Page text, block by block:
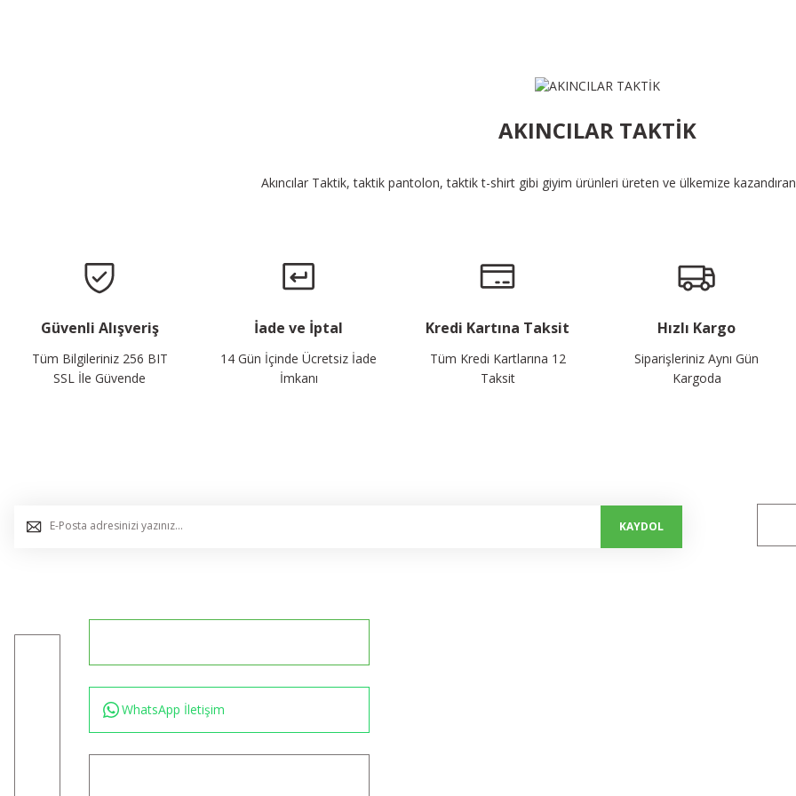
AKINCILAR TAKTİK
Akıncılar Taktik, taktik pantolon, taktik t-shirt gibi giyim ürünleri üreten ve ülkemize
Güvenli Alışveriş
Tüm Bilgileriniz 256 BIT
SSL İle Güvende
İade ve İptal
14 Gün İçinde Ücretsiz İade
İmkanı
Kredi Kartına Taksit
Tüm Kredi Kartlarına 12
Taksit
Hızlı Kargo
Siparişleriniz Aynı Gün
Kargoda
KAYDOL
WhatsApp İletişim